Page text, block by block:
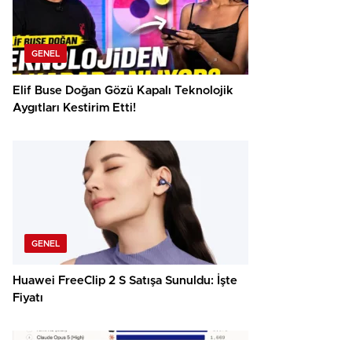
GENEL
Elif Buse Doğan Gözü Kapalı Teknolojik
Aygıtları Kestirim Etti!
GENEL
Huawei FreeClip 2 S Satışa Sunuldu: İşte
Fiyatı